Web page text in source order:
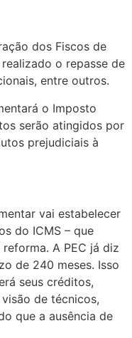
dos Fiscos de
o repasse de
entre outros.
o Imposto
serão atingidos por
prejudiciais à
vai estabelecer
do ICMS – que
A PEC já diz
de 240 meses. Isso
seus créditos,
de técnicos,
que a ausência de